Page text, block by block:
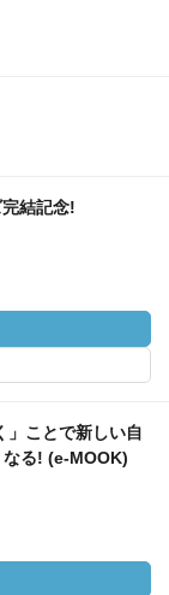
結記念!
」ことで新しい自
る! (e‐MOOK)